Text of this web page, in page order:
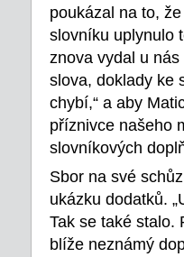
poukázal na to,
slovníku uplynulo
znova vydal u
slova, doklady ke
chybí,“ a aby
příznivce našeho
slovníkových
Sbor na své
ukázku dodatků.
Tak se také stalo.
blíže neznámý